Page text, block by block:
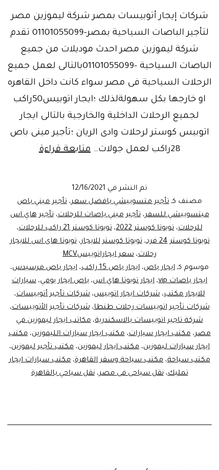
شركات إيجار أتوبيسات بمصر شركة ليموزين مصر
لتأجير الباصات السياحية بمصر-01101055099 تقدم
شركة ليموزين مصر احدث موديلات من جميع
الباصات السياحية -01101055099بالتالى لعمل جميع
الرحلات السياحية فى مصر سواء كانت داخل القاهره
او خارجها بكل سهولةلذلك ؛ايجار اتوبيس50راكب
لجميع الرحلات الداخلية والخارجية بالتالى ايجار
اتوبيس كوستر لرحلات وادى الريان ؛تأجير مينى باص
28راكب لعمل جولات…
متابعة قراءةأفضل
أتوبيسات
بمصر
تم النشر في 12/16/2021
مصنف كـ تأجير متسوبيشي بافضل سعر، تأجير ميني باص
ميتسوبيشي للسفر،تأجير ميني باصات للرحلات،تأجير هاي اس
للرحلات، تويوتا كوستر 2022 ، تويوتا كوستر 21 راكب للرحلات
،
تويوتا كوستر 24 فرد
،تويوتا كوستر للايجار،تويوتا هاى اس للايجار
رحلات، سعر ايجاراتوبيسMCV
موسوم كـ ايجار باص، ايجار باص 15 راكب ، ايجار باص مرسيدس،
ايجار باصات vip
، ايجار تويوتا هاي اس، باص ايجار يومي، سيارات
للايجار مكتب، شركات ايجار اتوبيس، شركات تأجير أتوبيسات،
شركات تأجير اتوبيسات رحلات طنطا،شركات تأجير الأتوبيسات،
شركة تاجير اتوبيسات بالاسكندرية، مكاتب ايجار ليموزين في
مصر، مكتب ايجار سيارات، مكتب ايجار سيارات الليموزين، مكتب
ايجار سيارات ليموزين، مكتب ايجار ليموزين، مكتب تأجير ليموزين،
مكتب سياحة، مكتب سياحة وسفر القاهرة، مكتب سيارات ايجار
تمليك،نقل سياحى فى مصر،نقل سياحي بالقاهرة